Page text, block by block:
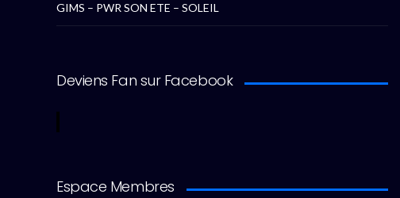
GIMS – PWR SON ETE – SOLEIL
Deviens Fan sur Facebook
Espace Membres